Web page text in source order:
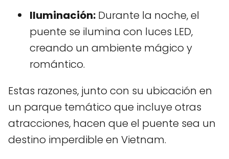
Iluminación: Durante la noche, el
puente se ilumina con luces LED,
creando un ambiente mágico y
romántico.
Estas razones, junto con su ubicación en
un parque temático que incluye otras
atracciones, hacen que el puente sea un
destino imperdible en Vietnam.